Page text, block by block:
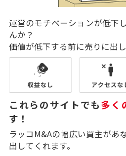
運営のモチベーションが低下
んか？
価値が低下する前に売りに出
これらのサイトでも多く
す！
ラッコM&Aの幅広い買主があ
出してくれます。